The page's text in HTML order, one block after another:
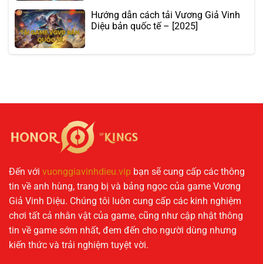
Hướng dẫn cách tải Vương Giả Vinh
Diệu bản quốc tế – [2025]
Đến với vuonggiavinhdieu.vip bạn sẽ cung cấp các thông
tin về anh hùng, trang bị và bảng ngọc của game Vương
Giả Vinh Diệu. Chúng tôi luôn cung cấp các kinh nghiệm
chơi tất cả nhân vật của game, cũng như cập nhật thông
tin về game sớm nhất, đem đến cho người dùng nhưng
kiến thức và trải nghiệm tuyệt vời.